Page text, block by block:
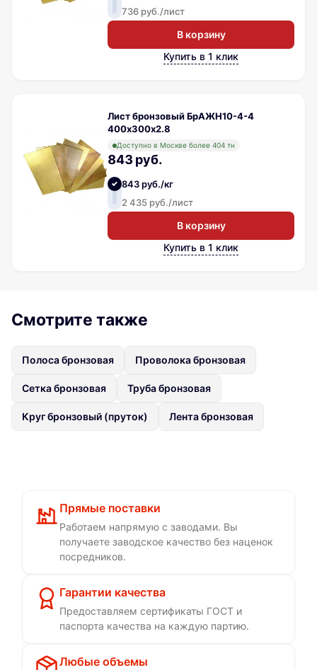
736 руб./лист
В корзину
Купить в 1 клик
Лист бронзовый БрАЖН10-4-4
400х300х2.8
Доступно в Москве более 404 тн
843 руб.
843 руб./кг
2 435 руб./лист
В корзину
Купить в 1 клик
Смотрите также
Полоса бронзовая Проволока бронзовая
Сетка бронзовая Труба бронзовая
Круг бронзовый (пруток) Лента бронзовая
Прямые поставки
Работаем напрямую с заводами. Вы
получаете заводское качество без наценок
посредников.
Гарантии качества
Предоставляем сертификаты ГОСТ и
паспорта качества на каждую партию.
Любые объемы